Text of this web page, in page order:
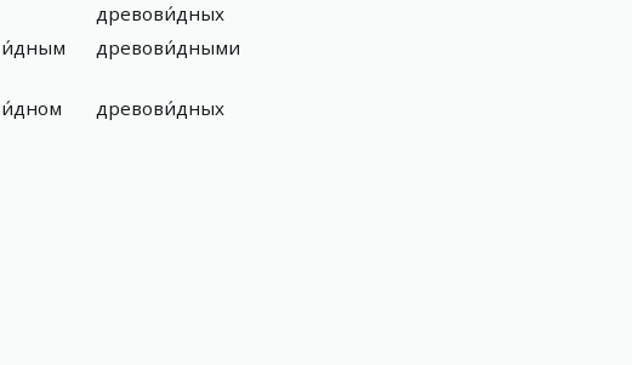
древови́дных
древови́дными
древови́дных